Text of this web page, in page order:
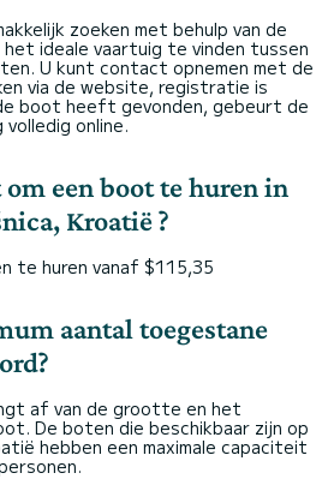
zoeken met behulp van de
ideale vaartuig te vinden tussen
U kunt contact opnemen met de
via de website, registratie is
boot heeft gevonden, gebeurt de
online.
een boot te huren in
Kroatië ?
te huren vanaf $115,35
aantal toegestane
af van de grootte en het
De boten die beschikbaar zijn op
hebben een maximale capaciteit